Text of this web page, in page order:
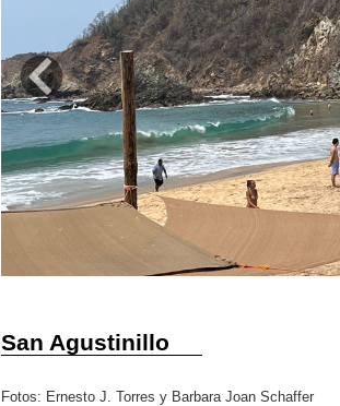
Previous
San Agustinillo
Fotos: Ernesto J. Torres y Barbara Joan Schaffer